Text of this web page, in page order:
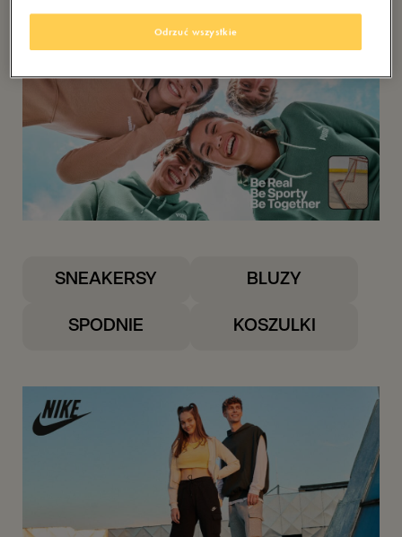
SNEAKERSY BLUZY
SPODNIE KOSZULKI
Odrzuć wszystkie